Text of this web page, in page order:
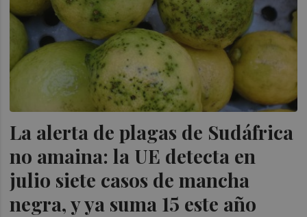
La alerta de plagas de Sudáfrica
no amaina: la UE detecta en
julio siete casos de mancha
negra, y ya suma 15 este año